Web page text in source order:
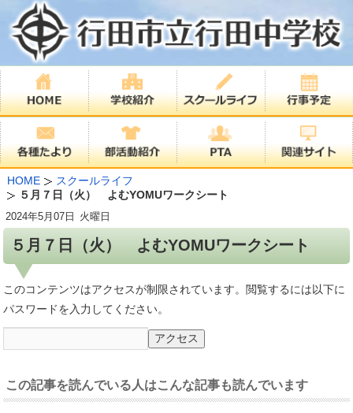
HOME
スクールライフ
５月７日（火） よむYOMUワークシート
５月７日（火） よむYOMUワークシート
2024年5月07日 火曜日
このコンテンツはアクセスが制限されています。閲覧するには以下に
パスワードを入力してください。
この記事を読んでいる人はこんな記事も読んでいます